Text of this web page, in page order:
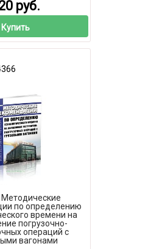
руб.
Купить
Методические
по определению
времени на
погрузочно-
операций с
вагонами